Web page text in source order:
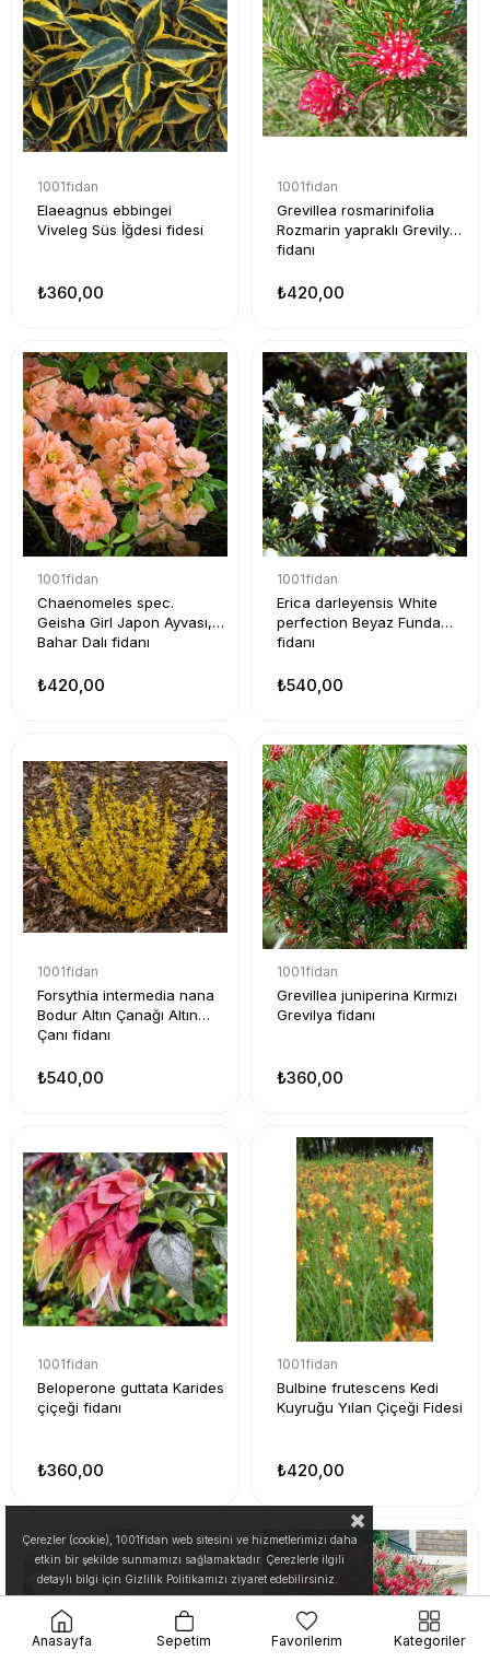
1001fidan
Elaeagnus ebbingei
Viveleg Süs İğdesi fidesi
₺360,00
1001fidan
Grevillea rosmarinifolia
Rozmarin yapraklı Grevilya
fidanı
₺420,00
1001fidan
Chaenomeles spec.
Geisha Girl Japon Ayvası,
Bahar Dalı fidanı
₺420,00
1001fidan
Erica darleyensis White
perfection Beyaz Funda
fidanı
₺540,00
1001fidan
Forsythia intermedia nana
Bodur Altın Çanağı Altın
Çanı fidanı
₺540,00
1001fidan
Grevillea juniperina Kırmızı
Grevilya fidanı
₺360,00
1001fidan
Beloperone guttata Karides
çiçeği fidanı
₺360,00
1001fidan
Bulbine frutescens Kedi
Kuyruğu Yılan Çiçeği Fidesi
₺420,00
Çerezler (cookie), 1001fidan web sitesini ve hizmetlerimizi daha
etkin bir şekilde sunmamızı sağlamaktadır. Çerezlerle ilgili
detaylı bilgi için Gizlilik Politikamızı ziyaret edebilirsiniz.
Anasayfa Sepetim Favorilerim Kategoriler